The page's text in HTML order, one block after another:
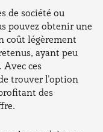
de société ou
pouvez obtenir une
coût légèrement
ayant peu
ces
trouver l'option
des